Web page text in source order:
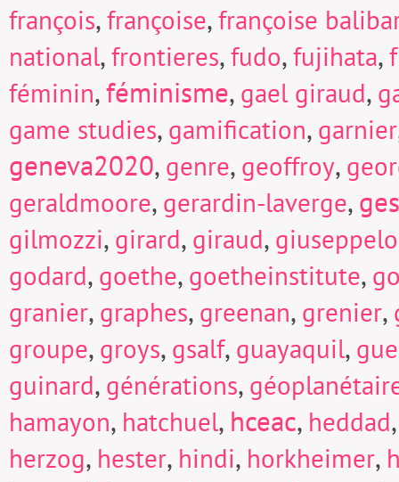
françois,françoise,françoise
national,frontieres,fudo,fujihata,
féminin,féminisme, gael giraud,
game studies, gamification, garnier
geneva2020, genre, geoffroy,
geraldmoore, gerardin-laverge,
gilmozzi, girard, giraud,
godard, goethe, goetheinstitute,
granier, graphes, greenan, grenier,
groupe, groys, gsalf, guayaquil,
guinard, générations,
hamayon, hatchuel, hceac, heddad
herzog, hester, hindi, horkheimer,